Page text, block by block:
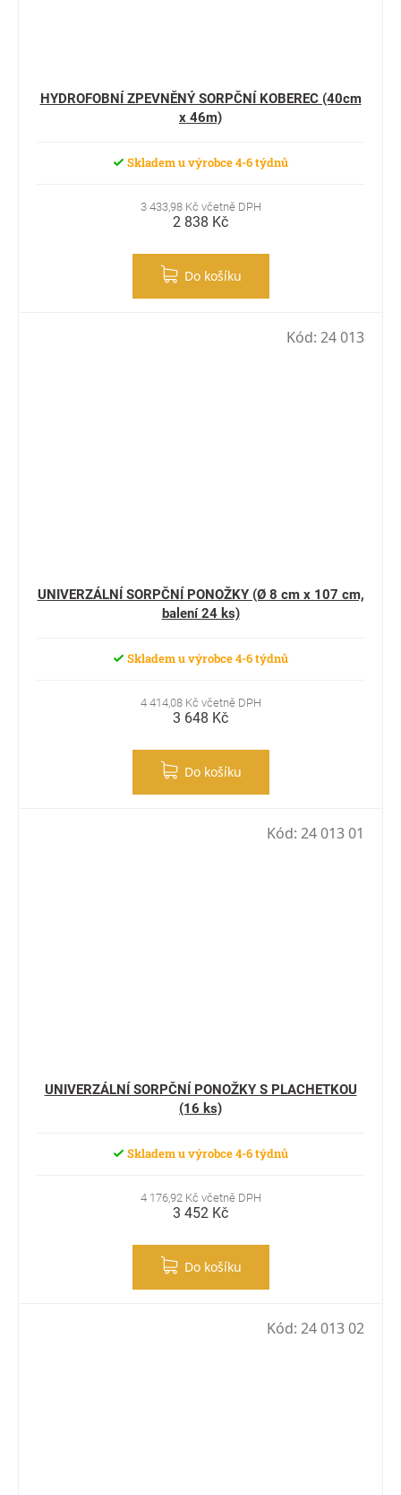
HYDROFOBNÍ ZPEVNĚNÝ SORPČNÍ KOBEREC (40cm
x 46m)
Skladem u výrobce 4-6 týdnů
3 433,98 Kč včetně DPH
2 838 Kč
Do košíku
UNIVERZÁLNÍ SORPČNÍ PONOŽKY (Ø 8 cm x 107 cm,
balení 24 ks)
Skladem u výrobce 4-6 týdnů
4 414,08 Kč včetně DPH
3 648 Kč
Do košíku
Kód: 24 013
UNIVERZÁLNÍ SORPČNÍ PONOŽKY S PLACHETKOU
(16 ks)
Skladem u výrobce 4-6 týdnů
4 176,92 Kč včetně DPH
3 452 Kč
Do košíku
Kód: 24 013 01
Kód: 24 013 02